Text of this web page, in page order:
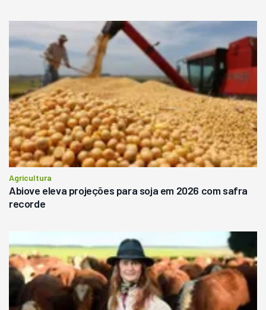
Agricultura
Abiove eleva projeções para soja em 2026 com safra
recorde